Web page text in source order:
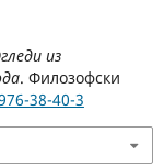
из
. Филозофски
38-40-3